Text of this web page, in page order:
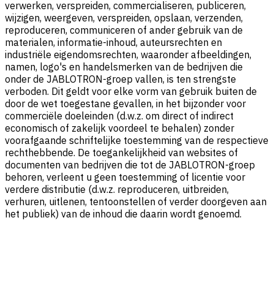
verwerken, verspreiden, commercialiseren, publiceren,
wijzigen, weergeven, verspreiden, opslaan, verzenden,
reproduceren, communiceren of ander gebruik van de
materialen, informatie-inhoud, auteursrechten en
industriële eigendomsrechten, waaronder afbeeldingen,
namen, logo's en handelsmerken van de bedrijven die
onder de JABLOTRON-groep vallen, is ten strengste
verboden. Dit geldt voor elke vorm van gebruik buiten de
door de wet toegestane gevallen, in het bijzonder voor
commerciële doeleinden (d.w.z. om direct of indirect
economisch of zakelijk voordeel te behalen) zonder
voorafgaande schriftelijke toestemming van de respectieve
rechthebbende. De toegankelijkheid van websites of
documenten van bedrijven die tot de JABLOTRON-groep
behoren, verleent u geen toestemming of licentie voor
verdere distributie (d.w.z. reproduceren, uitbreiden,
verhuren, uitlenen, tentoonstellen of verder doorgeven aan
het publiek) van de inhoud die daarin wordt genoemd.